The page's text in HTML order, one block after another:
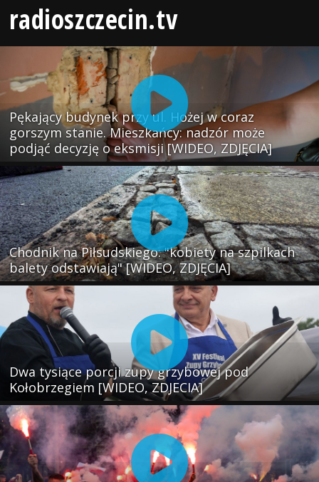
radioszczecin.tv
Pękający budynek przy ul. Hożej w coraz
gorszym stanie. Mieszkańcy: nadzór może
podjąć decyzję o eksmisji [WIDEO, ZDJĘCIA]
Chodnik na Piłsudskiego: "kobiety na szpilkach
balety odstawiają" [WIDEO, ZDJĘCIA]
Dwa tysiące porcji zupy grzybowej pod
Kołobrzegiem [WIDEO, ZDJECIA]